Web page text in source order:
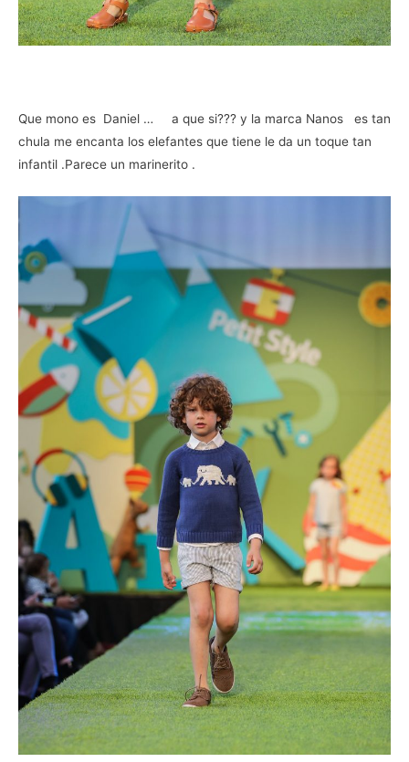
Que mono es Daniel … a que si??? y la marca Nanos es tan
chula me encanta los elefantes que tiene le da un toque tan
infantil .Parece un marinerito .